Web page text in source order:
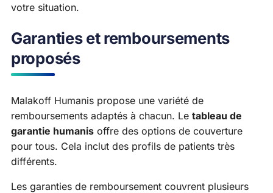
votre situation.
Garanties et remboursements
proposés
Malakoff Humanis propose une variété de
remboursements adaptés à chacun. Le tableau de
garantie humanis offre des options de couverture
pour tous. Cela inclut des profils de patients très
différents.
Les garanties de remboursement couvrent plusieurs